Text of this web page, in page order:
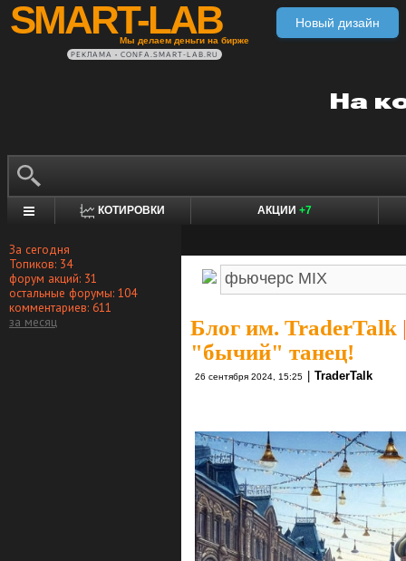
SMART-LAB
Мы делаем деньги на бирже
Новый дизайн
РЕКЛАМА • CONFA.SMART-LAB.RU
КОТИРОВКИ АКЦИИ +7
За сегодня
Топиков: 34
форум акций: 31
остальные форумы: 104
комментариев: 611
за месяц
Блог им. TraderTalk |
"бычий" танец!
26 сентября 2024, 15:25 TraderTalk